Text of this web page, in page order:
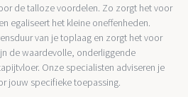
de talloze voordelen. Zo zorgt het voor
egaliseert het kleine oneffenheden.
van je toplaag en zorgt het voor
de waardevolle, onderliggende
Onze specialisten adviseren je
jouw specifieke toepassing.